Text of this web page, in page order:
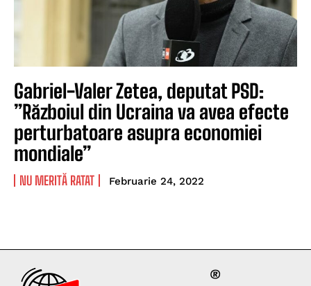
Gabriel-Valer Zetea, deputat PSD:
”Războiul din Ucraina va avea efecte
perturbatoare asupra economiei
mondiale”
NU MERITĂ RATAT Februarie 24, 2022